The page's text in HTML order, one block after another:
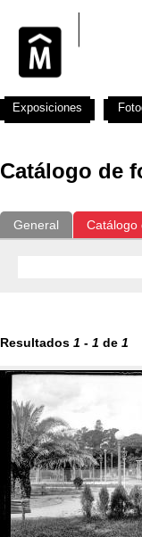
Catálogo de
General Catálogo
Resultados 1 - 1 de 1
Exposiciones